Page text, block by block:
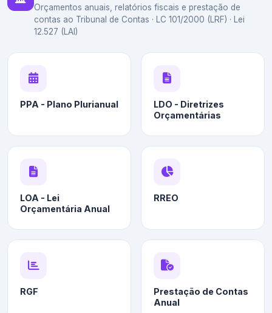
Orçamentos anuais, relatórios fiscais e prestação de
contas ao Tribunal de Contas · LC 101/2000 (LRF) · Lei
12.527 (LAI)
PPA - Plano Plurianual
LDO - Diretrizes
Orçamentárias
LOA - Lei
Orçamentária Anual
RREO
RGF
Prestação de Contas
Anual